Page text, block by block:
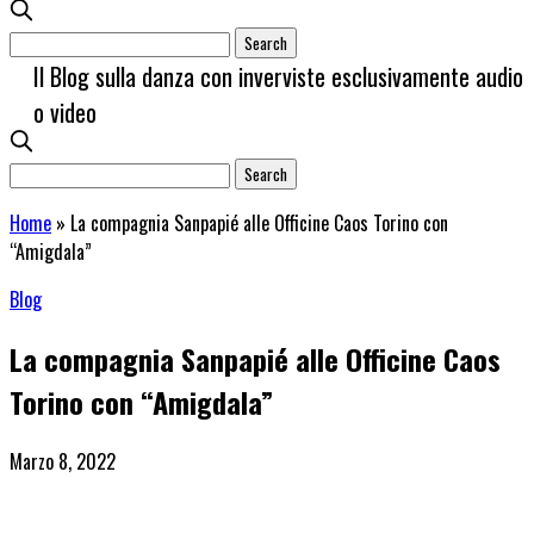
Il Blog sulla danza con inverviste esclusivamente audio
o video
Home » La compagnia Sanpapié alle Officine Caos Torino con
“Amigdala”
Blog
La compagnia Sanpapié alle Officine Caos
Torino con “Amigdala”
Marzo 8, 2022